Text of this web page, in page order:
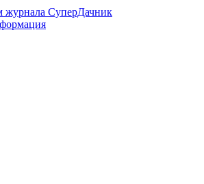
журнала СуперДачник